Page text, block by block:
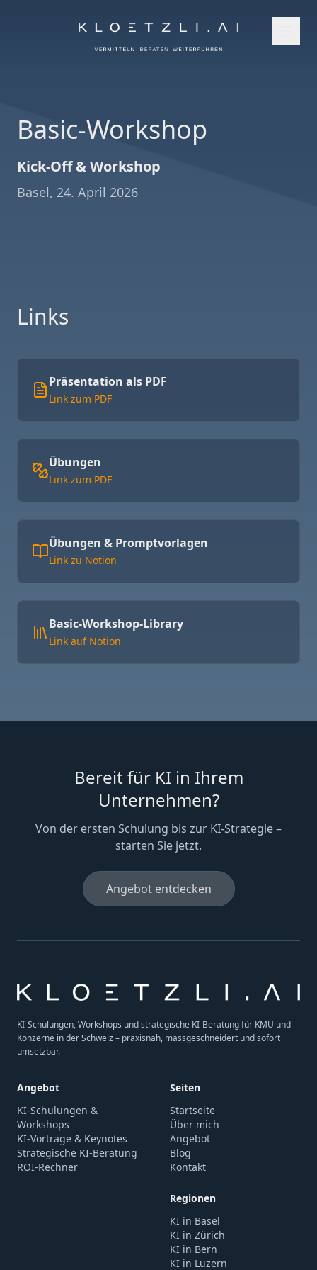
Basic-Workshop
Kick-Off & Workshop
Basel, 24. April 2026
Links
Präsentation als PDF
Link zum PDF
Übungen
Link zum PDF
Übungen & Promptvorlagen
Link zu Notion
Basic-Workshop-Library
Link auf Notion
Bereit für KI in Ihrem
Unternehmen?
Von der ersten Schulung bis zur KI-Strategie –
starten Sie jetzt.
Angebot entdecken
KI-Schulungen, Workshops und strategische KI-Beratung für KMU und
Konzerne in der Schweiz – praxisnah, massgeschneidert und sofort
umsetzbar.
Angebot
KI-Schulungen &
Workshops
KI-Vorträge & Keynotes
Strategische KI-Beratung
ROI-Rechner
Seiten
Startseite
Über mich
Angebot
Blog
Kontakt
Regionen
KI in Basel
KI in Zürich
KI in Bern
KI in Luzern